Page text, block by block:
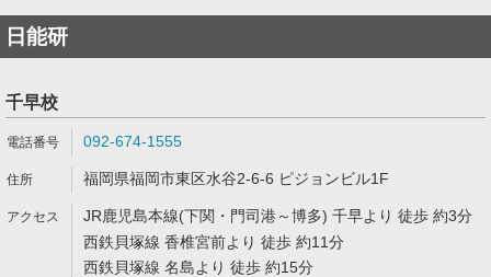
日能研
千早校
092-674-1555
福岡県福岡市東区水谷2-6-6 ピジョンビル1F
JR鹿児島本線(下関・門司港～博多) 千早より 徒歩 約3分
西鉄貝塚線 香椎宮前より 徒歩 約11分
西鉄貝塚線 名島より 徒歩 約15分